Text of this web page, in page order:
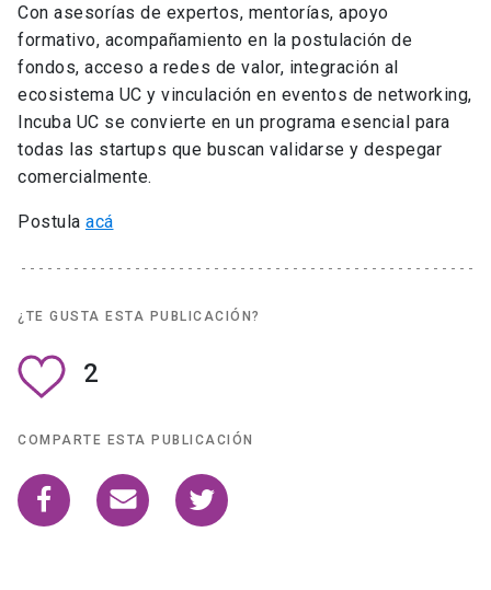
Con asesorías de expertos, mentorías, apoyo
formativo, acompañamiento en la postulación de
fondos, acceso a redes de valor, integración al
ecosistema UC y vinculación en eventos de networking,
Incuba UC se convierte en un programa esencial para
todas las startups que buscan validarse y despegar
comercialmente.
Postula acá
¿TE GUSTA ESTA PUBLICACIÓN?
2
COMPARTE ESTA PUBLICACIÓN